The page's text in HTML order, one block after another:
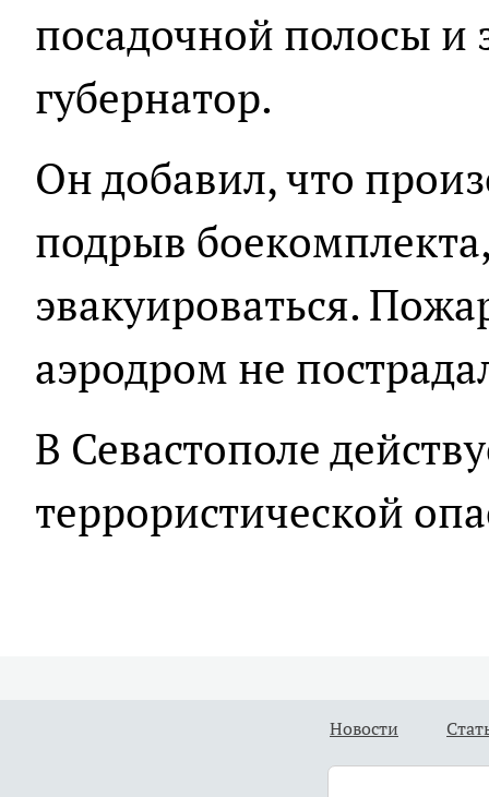
посадочной полосы и
губернатор.
Он добавил, что
подрыв
эвакуироваться.
аэродром не
В Севастополе
террористической
Новости